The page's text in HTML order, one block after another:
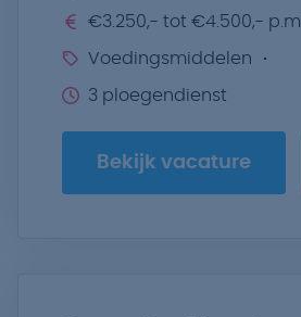
€3.250,- tot €4.500,- p.m.
Voedingsmiddelen
3 ploegendienst
Bekijk vacature